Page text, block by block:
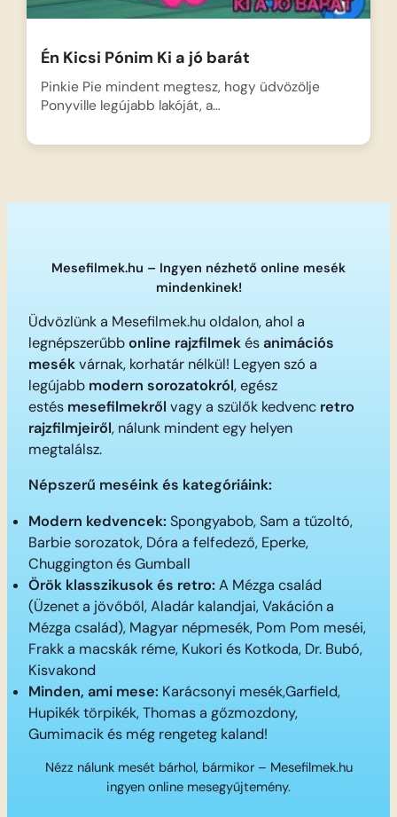
Én Kicsi Pónim Ki a jó barát
Pinkie Pie mindent megtesz, hogy üdvözölje
Ponyville legújabb lakóját, a…
Mesefilmek.hu – Ingyen nézhető online mesék
mindenkinek!
Üdvözlünk a Mesefilmek.hu oldalon, ahol a
legnépszerűbbonline rajzfilmekésanimációs
mesékvárnak, korhatár nélkül! Legyen szó a
legújabb modern sorozatokról, egész
estés mesefilmekről vagy a szülők kedvenc retro
rajzfilmjeiről, nálunk mindent egy helyen
megtalálsz.
Népszerű meséink és kategóriáink:
Modern kedvencek: Spongyabob, Sam a tűzoltó,
Barbie sorozatok, Dóra a felfedező, Eperke,
Chuggington és Gumball
Örök klasszikusok és retro: A Mézga család
(Üzenet a jövőből, Aladár kalandjai, Vakáción a
Mézga család), Magyar népmesék, Pom Pom meséi,
Frakk a macskák réme, Kukori és Kotkoda, Dr. Bubó,
Kisvakond
Minden, ami mese: Karácsonyi mesék,Garfield,
Hupikék törpikék, Thomas a gőzmozdony,
Gumimacik és még rengeteg kaland!
Nézz nálunk mesét bárhol, bármikor – Mesefilmek.hu
ingyen online mesegyűjtemény.